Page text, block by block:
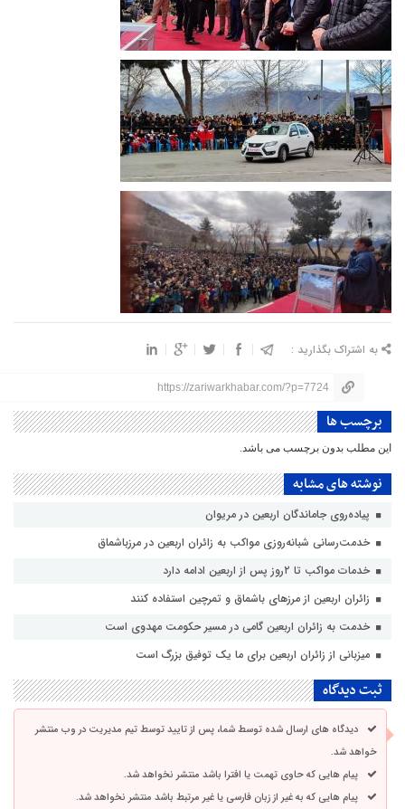
به اشتراک بگذارید :
https://zariwarkhabar.com/?p=7724
برچسب ها
این مطلب بدون برچسب می باشد.
نوشته های مشابه
پیاده‌روی جاماندگان اربعین در مریوان
خدمت‌رسانی شبانه‌روزی مواکب به زائران اربعین در مرزباشماق
خدمات مواکب تا ۲روز پس از اربعین ادامه دارد
زائران اربعین از مرزهای باشماق و تمرچین استفاده کنند
خدمت به زائران اربعین گامی در مسیر حکومت مهدوی است
میزبانی از زائران اربعین برای ما یک توفیق بزرگ است
ثبت دیدگاه
دیدگاه های ارسال شده توسط شما، پس از تایید توسط تیم مدیریت در وب منتشر
خواهد شد.
پیام هایی که حاوی تهمت یا افترا باشد منتشر نخواهد شد.
پیام هایی که به غیر از زبان فارسی یا غیر مرتبط باشد منتشر نخواهد شد.